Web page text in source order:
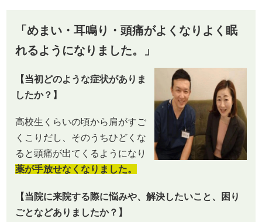
「めまい・耳鳴り・頭痛がよくなりよく眠
れるようになりました。」
【当初どのような症状がありま
したか？】
高校生くらいの頃から肩がすご
くこりだし、そのうちひどくな
ると頭痛が出てくるようになり
薬が手放せなくなりました。
【当院に来院する際に悩みや、解決したいこと、困り
ごとなどありましたか？】